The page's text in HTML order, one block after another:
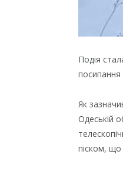
Подія
посипання
Як
Одеській
піском, що